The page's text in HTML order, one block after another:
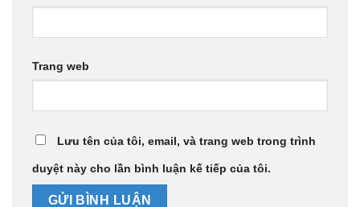
Trang web
Lưu tên của tôi, email, và trang web trong trình
duyệt này cho lần bình luận kế tiếp của tôi.